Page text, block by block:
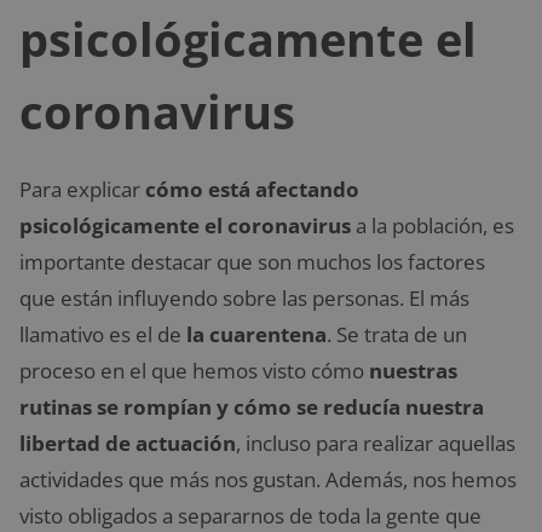
psicológicamente el
coronavirus
Para explicar cómo está afectando
psicológicamente el coronavirus a la población, es
importante destacar que son muchos los factores
que están influyendo sobre las personas. El más
llamativo es el de la cuarentena. Se trata de un
proceso en el que hemos visto cómo nuestras
rutinas se rompían y cómo se reducía nuestra
libertad de actuación, incluso para realizar aquellas
actividades que más nos gustan. Además, nos hemos
visto obligados a separarnos de toda la gente que